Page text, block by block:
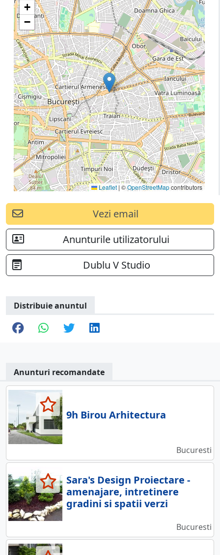
+
−
Leaflet | ©OpenStreetMapcontributors
Vezi email
Anunturile utilizatorului
Dublu V Studio
Distribuie anuntul
Anunturi recomandate
9h Birou Arhitectura
Bucuresti
Sara's Design Proiectare -
amenajare, intretinere
gradini si spatii verzi
Bucuresti